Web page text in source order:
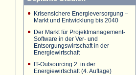
Krisensichere Energieversorgung –
Markt und Entwicklung bis 2040
Der Markt für Projektmanagement-
Software in der Ver- und
Entsorgungswirtschaft in der
Energiewirtschaft
IT-Outsourcing 2. in der
Energiewirtschaft (4. Auflage)